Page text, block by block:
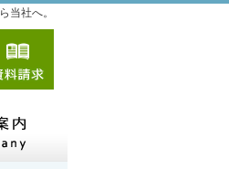
当社へ。
～18:00 定休日：水曜日